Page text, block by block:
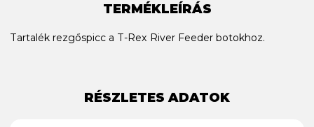
TERMÉKLEÍRÁS
Tartalék rezgőspicc a T-Rex River Feeder botokhoz.
RÉSZLETES ADATOK